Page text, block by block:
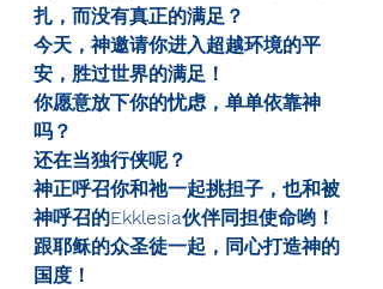
扎，而没有真正的满足？
今天，神邀请你进入超越环境的平
安，胜过世界的满足！
你愿意放下你的忧虑，单单依靠神
吗？
还在当独行侠呢？
神正呼召你和祂一起挑担子，也和被
神呼召的Ekklesia伙伴同担使命哟！
跟耶稣的众圣徒一起，同心打造神的
国度！